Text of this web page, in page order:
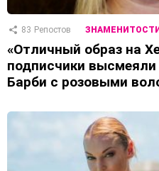
83 Репостов ЗНАМЕНИТОСТИ
«Отличный образ на
подписчики
Барби с розовыми